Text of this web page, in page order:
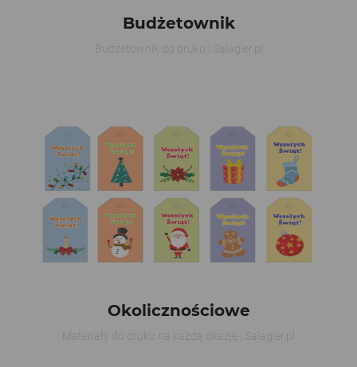
Budżetownik
Budżetownik do druku | Salagier.pl
Okolicznościowe
Materiały do druku na każdą okazję | Salagier.pl